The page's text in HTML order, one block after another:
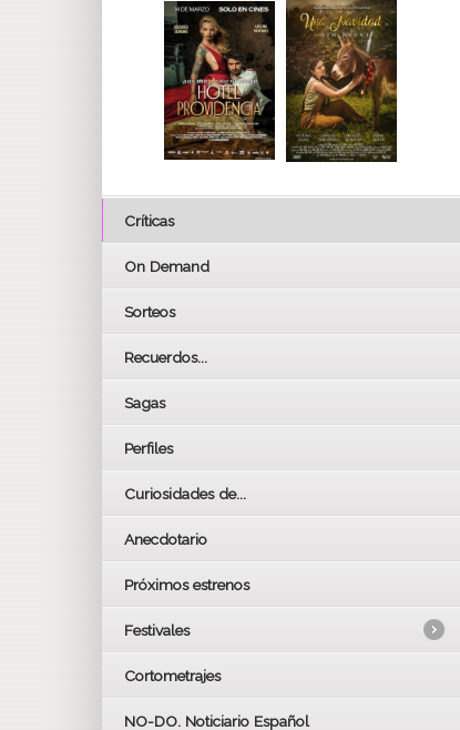
Críticas
On Demand
Sorteos
Recuerdos...
Sagas
Perfiles
Curiosidades de...
Anecdotario
Próximos estrenos
Festivales
LOS OSCARS
Cortometrajes
NO-DO. Noticiario Español